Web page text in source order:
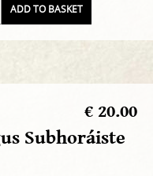
ADD TO BASKET
€ 20.00
Subhoráiste